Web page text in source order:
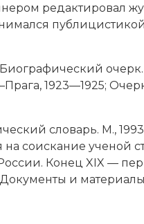
редактировал
очерк.
1923—1925;
словарь. М.,
соискание ученой
Конец XIX —
и